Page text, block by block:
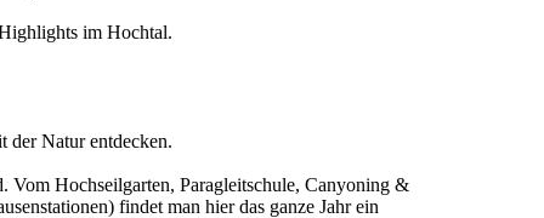
im Hochtal.
der Natur entdecken.
Vom Hochseilgarten, Paragleitschule, Canyoning &
findet man hier das ganze Jahr ein